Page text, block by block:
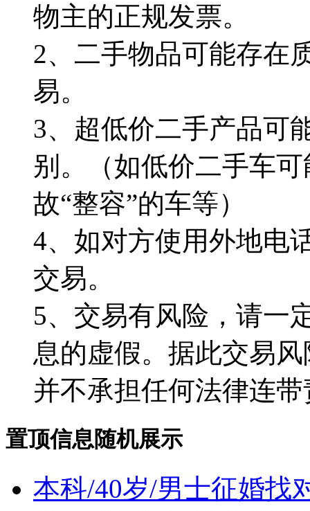
物主的正规发票。
2、二手物品可能存在
易。
3、超低价二手产品可
别。（如低价二手车
故“整容”的车等）
4、如对方使用外地电
交易。
5、交易有风险，请一
息的虚假。据此交易
并不承担任何法律连
置顶信息随机展示
本科/40岁/男士征婚找